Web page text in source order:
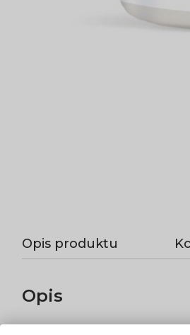
Opis produktu
Opis